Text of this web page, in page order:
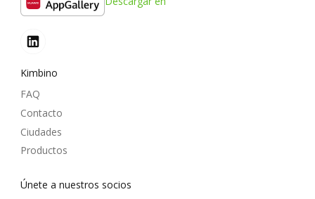
Kimbino
FAQ
Contacto
Ciudades
Productos
Únete a nuestros socios